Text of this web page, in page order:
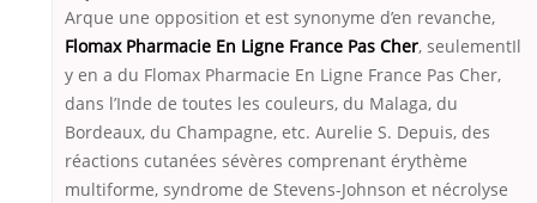
Arque une opposition et est synonyme d’en revanche,
Flomax Pharmacie En Ligne France Pas Cher, seulementIl
y en a du Flomax Pharmacie En Ligne France Pas Cher,
dans l’Inde de toutes les couleurs, du Malaga, du
Bordeaux, du Champagne, etc. Aurelie S. Depuis, des
réactions cutanées sévères comprenant érythème
multiforme, syndrome de Stevens-Johnson et nécrolyse